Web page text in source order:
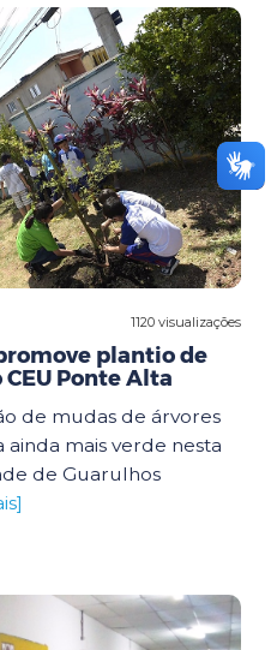
1120 visualizações
plantio de
Ponte Alta
de mudas de árvores
ainda mais verde nesta
de Guarulhos